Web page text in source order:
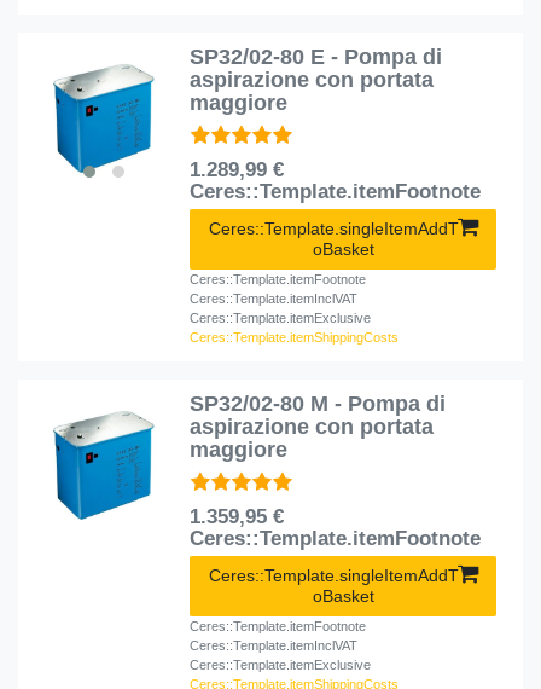
SP32/02-80 E - Pompa di
aspirazione con portata
maggiore
1.289,99 €
Ceres::Template.itemFootnote
Ceres::Template.singleItemAddT
oBasket
Ceres::Template.itemFootnote
Ceres::Template.itemInclVAT
Ceres::Template.itemExclusive
Ceres::Template.itemShippingCosts
SP32/02-80 M - Pompa di
aspirazione con portata
maggiore
1.359,95 €
Ceres::Template.itemFootnote
Ceres::Template.singleItemAddT
oBasket
Ceres::Template.itemFootnote
Ceres::Template.itemInclVAT
Ceres::Template.itemExclusive
Ceres::Template.itemShippingCosts